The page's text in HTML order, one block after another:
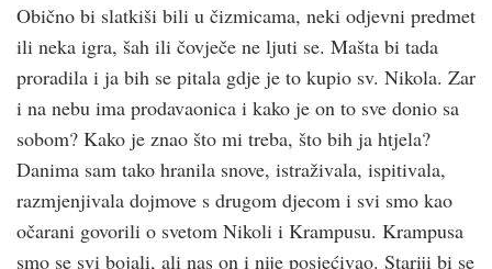
Obično bi slatkiši bili u čizmicama, neki odjevni predmet
ili neka igra, šah ili čovječe ne ljuti se. Mašta bi tada
proradila i ja bih se pitala gdje je to kupio sv. Nikola. Zar
i na nebu ima prodavaonica i kako je on to sve donio sa
sobom? Kako je znao što mi treba, što bih ja htjela?
Danima sam tako hranila snove, istraživala, ispitivala,
razmjenjivala dojmove s drugom djecom i svi smo kao
očarani govorili o svetom Nikoli i Krampusu. Krampusa
smo se svi bojali, ali nas on i nije posjećivao. Stariji bi se